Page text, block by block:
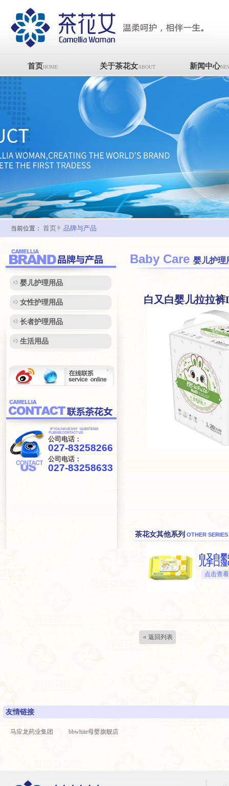
首页HOME 关于茶花女ABOUT 新闻中心
当前位置： 首页 品牌与产品
婴儿护理用品
女性护理用品
长者护理用品
生活用品
.
公司电话：
027-83258266
公司电话：
027-83258633
Baby Care 婴儿护理
白又白婴儿拉拉裤
茶花女其他系列 OTHER
白又白婴
儿手口湿
点击查看
返回列表
友情链接
马应龙药业集团 bbwhite母婴旗舰店